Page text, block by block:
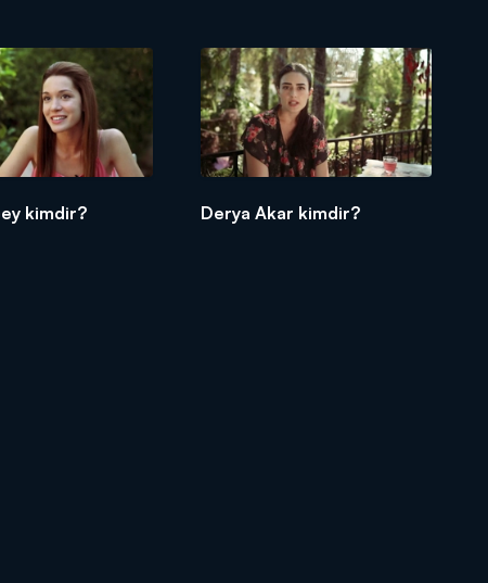
kimdir? Derya Akar kimdir?